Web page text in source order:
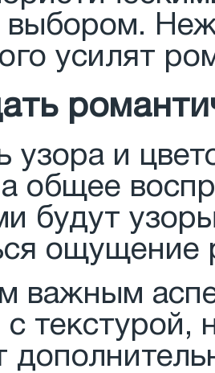
усилят
узора и
общее
будут
ощущение
важным
текстурой,